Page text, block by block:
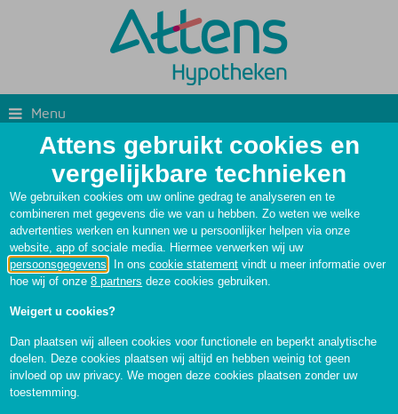
Menu
Wat is een hypotheek?
Een hypotheek is een lening om een woning te kopen. U
leent het geld van een hypotheekverstrekker,
Attens gebruikt cookies en
vergelijkbare technieken
We gebruiken cookies om uw online gedrag te analyseren en te
combineren met gegevens die we van u hebben. Zo weten we welke
advertenties werken en kunnen we u persoonlijker helpen via onze
website, app of sociale media. Hiermee verwerken wij uw
persoonsgegevens . In onscookie statement vindt u meer informatie over
hoe wij of onze8 partners deze cookies gebruiken.
Weigert u cookies?
Dan plaatsen wij alleen cookies voor functionele en beperkt analytische
doelen. Deze cookies plaatsen wij altijd en hebben weinig tot geen
invloed op uw privacy. We mogen deze cookies plaatsen zonder uw
toestemming.